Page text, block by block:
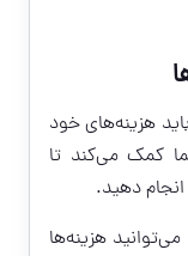
هزینه‌های خود
کمک می‌کند تا
انجام دهید.
هزینه‌ها